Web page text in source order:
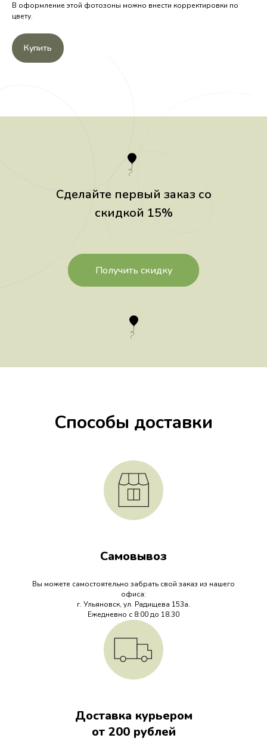
В оформление этой фотозоны можно внести корректировки по
цвету.
Купить
Сделайте первый заказ со
скидкой 15%
Получить скидку
Способы доставки
Самовывоз
Вы можете самостоятельно забрать свой заказ из нашего
офиса:
г. Ульяновск, ул. Радищева 153а.
Ежедневно с 8:00 до 18.30
Доставка курьером
от 200 рублей